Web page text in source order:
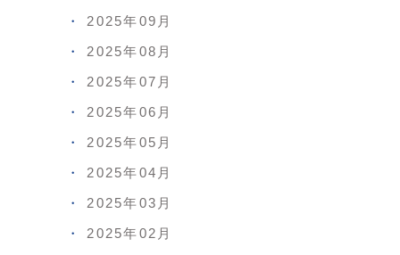
2025年09月
2025年08月
2025年07月
2025年06月
2025年05月
2025年04月
2025年03月
2025年02月